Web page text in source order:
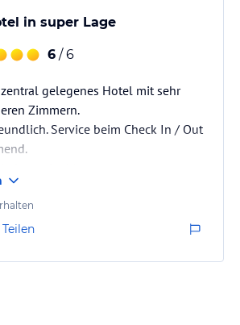
in super Lage
6 / 6
gelegenes Hotel mit sehr
Zimmern.
Service beim Check In / Out
in der Nähe.
Teilen